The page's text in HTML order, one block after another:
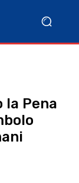
la Pena